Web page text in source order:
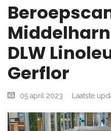
DLW
Gerflor
05 april 2023 Laatste